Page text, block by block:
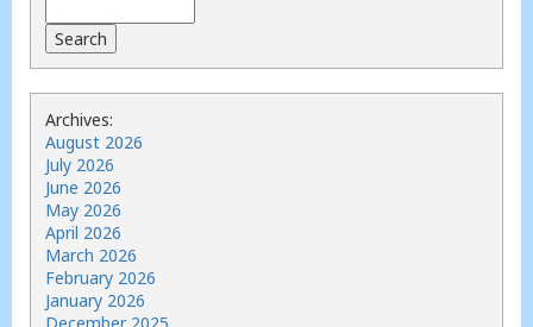
Archives:
August 2026
July 2026
June 2026
May 2026
April 2026
March 2026
February 2026
January 2026